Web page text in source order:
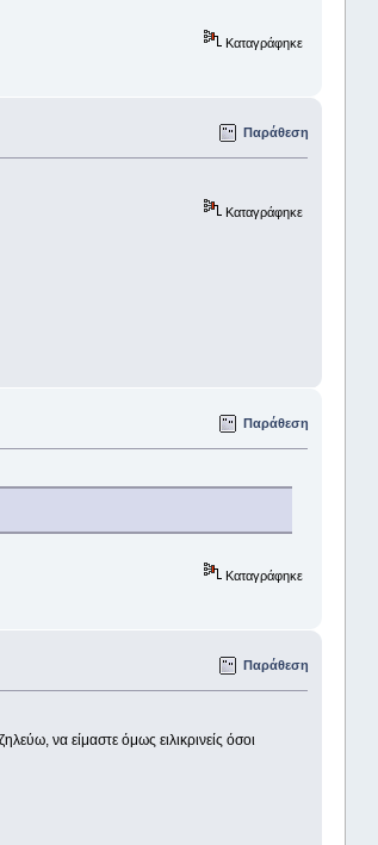
Καταγράφηκε
Παράθεση
Καταγράφηκε
Παράθεση
Καταγράφηκε
Παράθεση
να είμαστε όμως ειλικρινείς όσοι